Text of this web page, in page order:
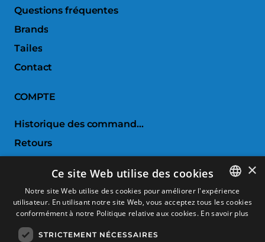
Questions fréquentes
Brands
Tailes
Contact
COMPTE
Historique des commandes
Retours
Comparer les produits
SERVICE CLIENTS
Conditions d'achat
SPANISH
×
Ce site Web utilise des cookies
Notre site Web utilise des cookies pour améliorer l'expérience
utilisateur. En utilisant notre site Web, vous acceptez tous les cookies
conformément à notre Politique relative aux cookies. En savoir plus
STRICTEMENT NÉCESSAIRES